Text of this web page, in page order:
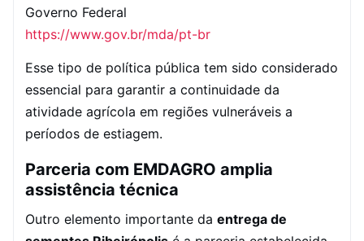
Governo Federal
https://www.gov.br/mda/pt-br
Esse tipo de política pública tem sido considerado
essencial para garantir a continuidade da
atividade agrícola em regiões vulneráveis a
períodos de estiagem.
Parceria com EMDAGRO amplia
assistência técnica
Outro elemento importante da entrega de